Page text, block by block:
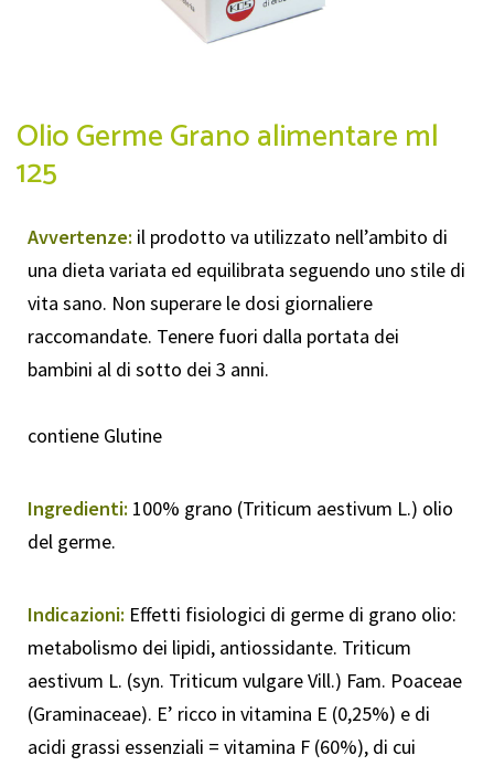
Olio Germe Grano alimentare ml
125
Avvertenze: il prodotto va utilizzato nell’ambito di
una dieta variata ed equilibrata seguendo uno stile di
vita sano. Non superare le dosi giornaliere
raccomandate. Tenere fuori dalla portata dei
bambini al di sotto dei 3 anni.
contiene Glutine
Ingredienti: 100% grano (Triticum aestivum L.) olio
del germe.
Indicazioni: Effetti fisiologici di germe di grano olio:
metabolismo dei lipidi, antiossidante. Triticum
aestivum L. (syn. Triticum vulgare Vill.) Fam. Poaceae
(Graminaceae). E’ ricco in vitamina E (0,25%) e di
acidi grassi essenziali = vitamina F (60%), di cui